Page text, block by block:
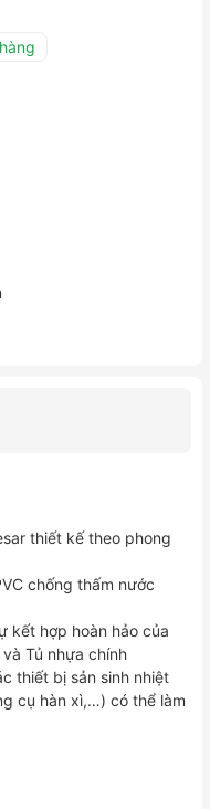
thiết kế theo phong
chống thấm nước
kết hợp hoàn hảo của
Tủ nhựa chính
thiết bị sản sinh nhiệt
cụ hàn xì,…) có thể làm